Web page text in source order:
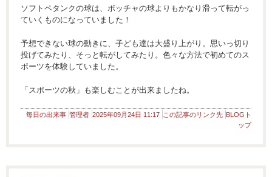
ソフトペタンクの球は、ボッチャの球よりもかなり滑って転がっ
ていくものになっていました！
予想できない球の動きに、子ども達は大盛り上がり。思いっ切り
投げてみたり、そっと転がしてみたり。色々な方法で初めてのス
ポーツを体験していました。
「スポーツの秋」も楽しむことが出来ましたね。
毎日の出来事 管理者 2025年09月24日 11:17 この記事のリンク先 BLOGト
ップ